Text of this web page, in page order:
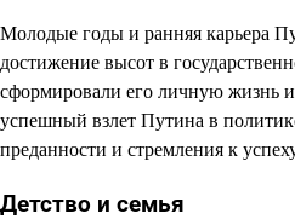
Молодые годы и ранняя карьера
достижение высот в
сформировали его личную жизнь
успешный взлет Путина в
преданности и стремления к
Детство и семья